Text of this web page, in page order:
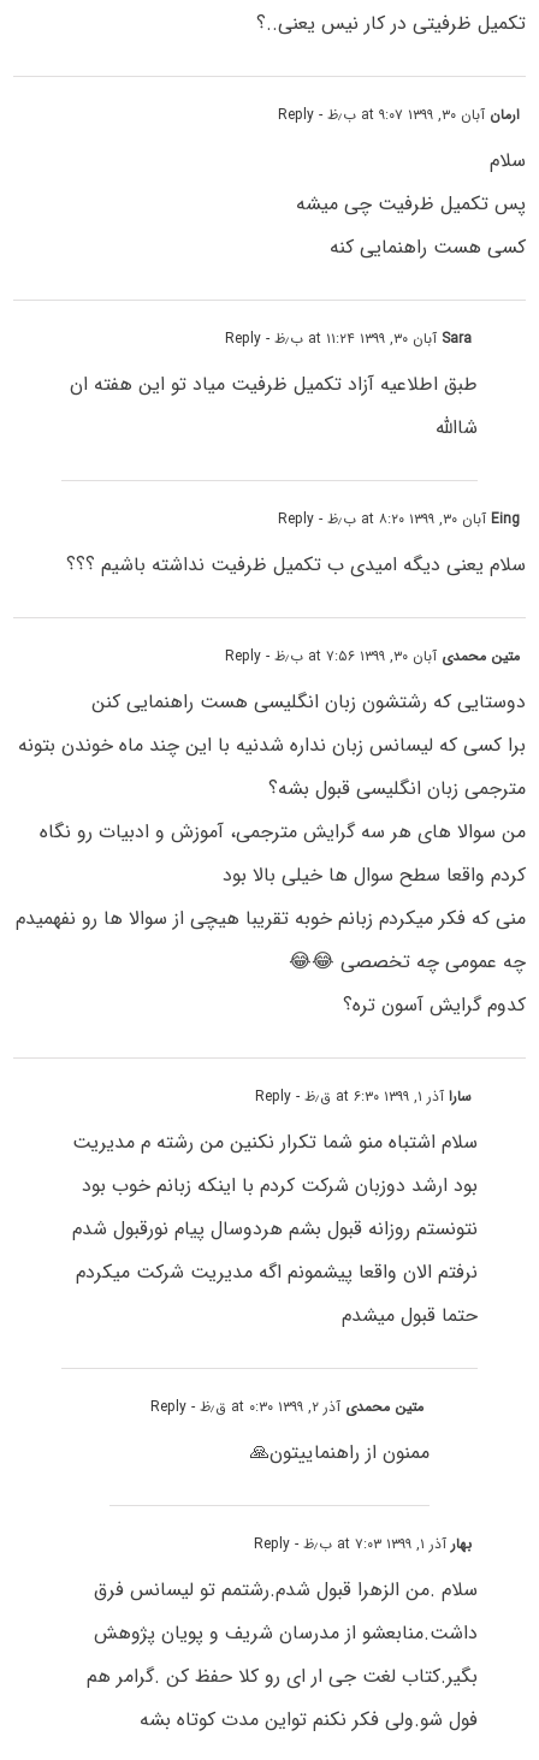
تکمیل ظرفیتی در کار نیس یعنی..‌؟
ارمان آبان ۳۰, ۱۳۹۹ at ۹:۰۷ ب٫ظ - Reply
سلام
پس تکمیل ظرفیت چی میشه
کسی هست راهنمایی کنه
Sara آبان ۳۰, ۱۳۹۹ at ۱۱:۲۴ ب٫ظ - Reply
طبق اطلاعیه آزاد تکمیل ظرفیت میاد تو این هفته ان
شاالله
Eingآبان ۳۰, ۱۳۹۹ at ۸:۲۰ ب٫ظ - Reply
سلام یعنی دیگه امیدی ب تکمیل ظرفیت نداشته باشیم ؟؟؟
متین محمدی آبان ۳۰, ۱۳۹۹ at ۷:۵۶ ب٫ظ - Reply
دوستایی که رشتشون زبان انگلیسی هست راهنمایی کنن
برا کسی که لیسانس زبان نداره شدنیه با این چند ماه خوندن بتونه
مترجمی زبان انگلیسی قبول بشه؟
من سوالا های هر سه گرایش مترجمی، آموزش و ادبیات رو نگاه
کردم واقعا سطح سوال ها خیلی بالا بود
منی که فکر میکردم زبانم خوبه تقریبا هیچی از سوالا ها رو نفهمیدم
چه عمومی چه تخصصی 😂😂
کدوم گرایش آسون تره؟
ساراآذر ۱, ۱۳۹۹ at ۶:۳۰ ق٫ظ - Reply
سلام اشتباه منو شما تکرار نکنین من رشته م مدیریت
بود ارشد دوزبان شرکت کردم با اینکه زبانم خوب بود
نتونستم روزانه قبول بشم هردوسال پیام نورقبول شدم
نرفتم الان واقعا پیشمونم اگه مدیریت شرکت میکردم
حتما قبول میشدم
متین محمدی آذر ۲, ۱۳۹۹ at ۰:۳۰ ق٫ظ - Reply
ممنون از راهنماییتون🙏
بهار آذر ۱, ۱۳۹۹ at ۷:۰۳ ب٫ظ - Reply
سلام .من الزهرا قبول شدم.رشتمم تو لیسانس فرق
داشت.منابعشو از مدرسان شریف و پویان پژوهش
بگیر.کتاب لغت جی ار ای رو کلا حفظ کن .گرامر هم
فول شو.ولی فکر نکنم تواین مدت کوتاه بشه